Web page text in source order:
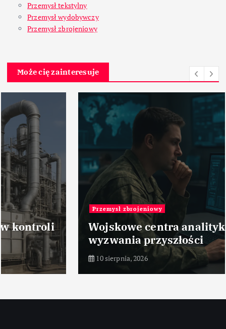
Przemysł tekstylny
Przemysł wydobywczy
Przemysł zbrojeniowy
Może cię zainteresuje
Przemysł zbrojeniowy
Wojskowe centra analityki danych –
wyzwania przyszłości
10 sierpnia, 2026